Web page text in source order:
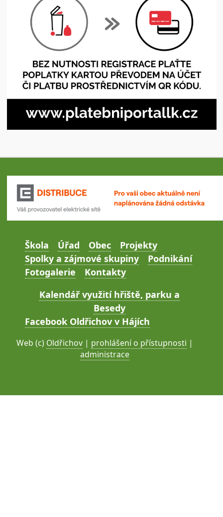
Škola Úřad Obec
Projekty
Spolky a zájmové skupiny
Podnikání
Fotogalerie
Kontakty
Kalendář využití hřiště, parku a
Besedy
Facebook Oldřichov v Hájích
Web (c) Oldřichov | prohlášení o přístupnosti |
administrace